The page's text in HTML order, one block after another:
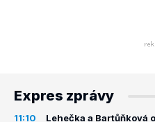
Expres zprávy
11:10 Lehečka a Bartůňková